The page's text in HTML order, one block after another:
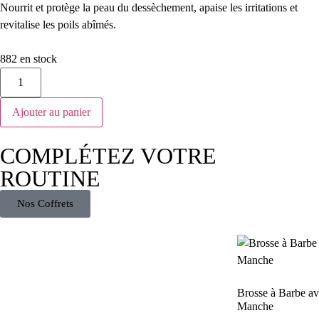
Nourrit et protège la peau du dessèchement, apaise les irritations et
revitalise les poils abîmés.
882 en stock
Ajouter au panier
COMPLÉTEZ VOTRE
ROUTINE
Nos Coffrets
Brosse à Barbe
Manche